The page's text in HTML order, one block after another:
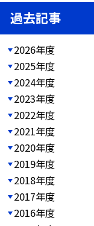
過去記事
2026年度
2025年度
2024年度
2023年度
2022年度
2021年度
2020年度
2019年度
2018年度
2017年度
2016年度